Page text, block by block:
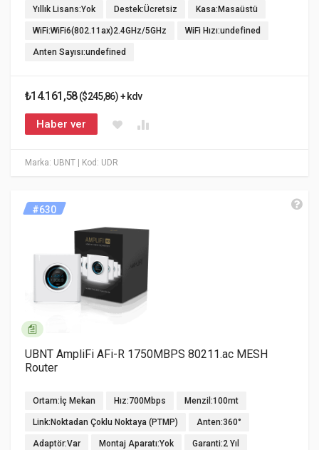
Marka: UBNT | Kod: UDR
Yıllık Lisans:Yok Destek:Ücretsiz Kasa:Masaüstü
WiFi:WiFi6(802.11ax)2.4GHz/5GHz WiFi Hızı:undefined
Anten Sayısı:undefined
₺14.161,58($245,86) + kdv
Haber ver
#630
UBNT AmpliFi AFi-R 1750MBPS 80211.ac MESH
Router
Ortam:İç Mekan Hız:700Mbps Menzil:100mt
Link:Noktadan Çoklu Noktaya (PTMP) Anten:360°
Adaptör:Var Montaj Aparatı:Yok Garanti:2 Yıl